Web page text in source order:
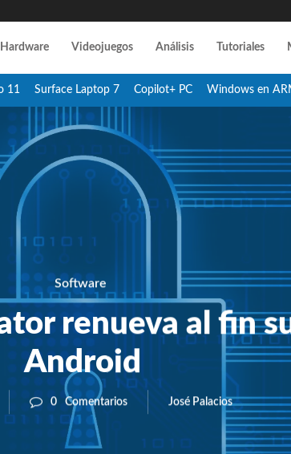
Hardware Videojuegos Análisis Tutoriales
11 Surface Laptop 7 Copilot+ PC Windows en
Software
renueva al fin
Android
0 Comentarios José Palacios